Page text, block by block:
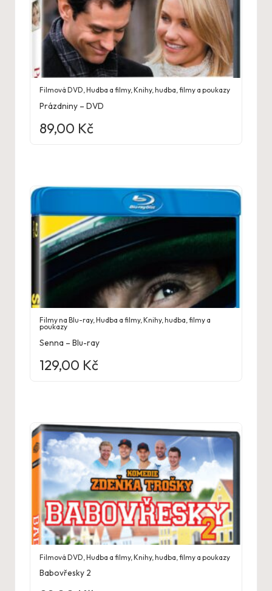
Filmová DVD,Hudba a filmy,Knihy, hudba, filmy a poukazy
Prázdniny – DVD
89,00 Kč
Filmy na Blu-ray,Hudba a filmy,Knihy, hudba, filmy a
poukazy
Senna – Blu-ray
129,00 Kč
Filmová DVD ,Hudba a filmy,Knihy, hudba, filmy a poukazy
Babovřesky 2